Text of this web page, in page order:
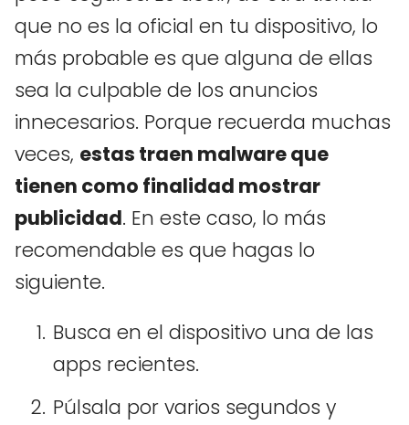
que no es la oficial en tu dispositivo, lo
más probable es que alguna de ellas
sea la culpable de los anuncios
innecesarios. Porque recuerda muchas
veces, estas traen malware que
tienen como finalidad mostrar
publicidad. En este caso, lo más
recomendable es que hagas lo
siguiente.
Busca en el dispositivo una de las
apps recientes.
Púlsala por varios segundos y